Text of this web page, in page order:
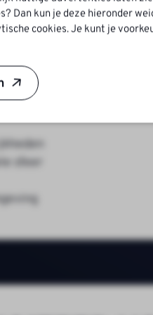
van fulltime
sfeer
Dan kun je deze hieronder
cookies. Je kunt je